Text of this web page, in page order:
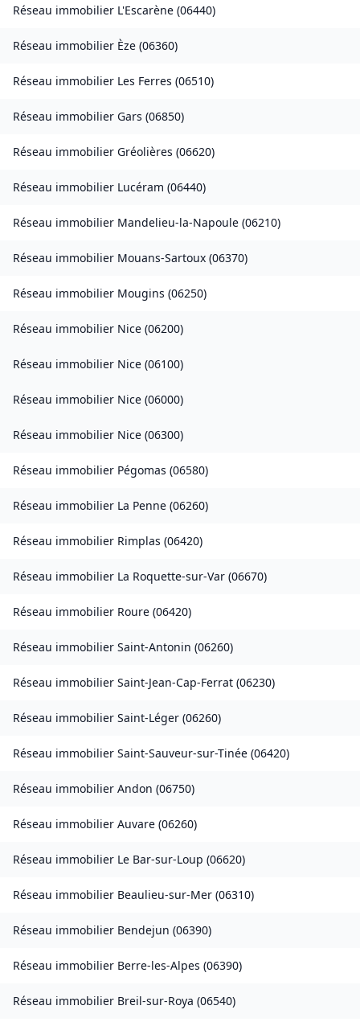
Réseau immobilier L'Escarène (06440)
Réseau immobilier Èze (06360)
Réseau immobilier Les Ferres (06510)
Réseau immobilier Gars (06850)
Réseau immobilier Gréolières (06620)
Réseau immobilier Lucéram (06440)
Réseau immobilier Mandelieu-la-Napoule (06210)
Réseau immobilier Mouans-Sartoux (06370)
Réseau immobilier Mougins (06250)
Réseau immobilier Nice (06200)
Réseau immobilier Nice (06100)
Réseau immobilier Nice (06000)
Réseau immobilier Nice (06300)
Réseau immobilier Pégomas (06580)
Réseau immobilier La Penne (06260)
Réseau immobilier Rimplas (06420)
Réseau immobilier La Roquette-sur-Var (06670)
Réseau immobilier Roure (06420)
Réseau immobilier Saint-Antonin (06260)
Réseau immobilier Saint-Jean-Cap-Ferrat (06230)
Réseau immobilier Saint-Léger (06260)
Réseau immobilier Saint-Sauveur-sur-Tinée (06420)
Réseau immobilier Andon (06750)
Réseau immobilier Auvare (06260)
Réseau immobilier Le Bar-sur-Loup (06620)
Réseau immobilier Beaulieu-sur-Mer (06310)
Réseau immobilier Bendejun (06390)
Réseau immobilier Berre-les-Alpes (06390)
Réseau immobilier Breil-sur-Roya (06540)